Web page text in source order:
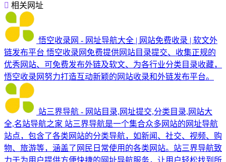
相关网址
悟空收录网 - 网址导航大全 | 网站免费收录 | 软文外
链发布平台 悟空收录网免费提供网站目录提交、收集正规的
优秀网站、可免费发布外链及软文、为各行业分类目录收藏，
悟空收录网努力打造互动新颖的网站收录和外链发布平台。
站三界导航 - 网站目录,网址提交,分类目录,网站大
全,名站导航之家 站三界导航是一个集合众多网站的网址导航
站点，包含了各类网站的分类导航，如新闻、社交、视频、购
物、旅游等，涵盖了网民日常使用的各类网站。站三界导航致
力于为用户提供方便快捷的网址导航服务，让用户轻松找到所